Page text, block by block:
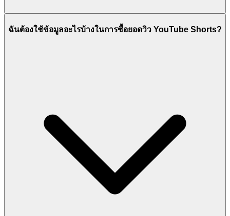
ฉันต้องใช้ข้อมูลอะไรบ้างในการซื้อยอดวิว YouTube Shorts?